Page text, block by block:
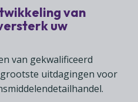
van
uw
van gekwalificeerd
uitdagingen voor